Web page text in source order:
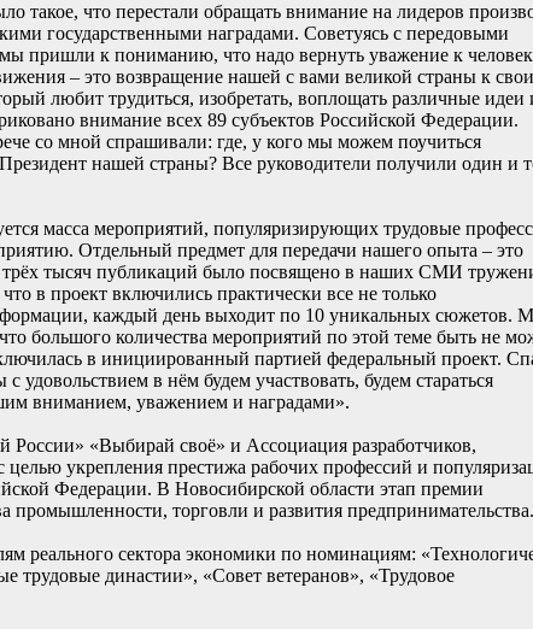
что перестали обращать внимание на лидеров
государственными наградами. Советуясь с передовыми
пришли к пониманию, что надо вернуть уважение к
– это возвращение нашей с вами великой страны к
любит трудиться, изобретать, воплощать различные идеи
внимание всех 89 субъектов Российской Федерации.
со мной спрашивали: где, у кого мы можем поучиться
нашей страны? Все руководители получили один и
масса мероприятий, популяризирующих трудовые
Отдельный предмет для передачи нашего опыта – это
трёх тысяч публикаций было посвящено в наших СМИ
в проект включились практически все не только
каждый день выходит по 10 уникальных сюжетов.
большого количества мероприятий по этой теме быть не
в инициированный партией федеральный проект.
в нём будем участвовать, будем стараться
вниманием, уважением и наградами».
«Выбирай своё» и Ассоциация разработчиков,
укрепления престижа рабочих профессий и
Федерации. В Новосибирской области этап премии
промышленности, торговли и развития предпринимательства.
реального сектора экономики по номинациям:
династии», «Совет ветеранов», «Трудовое